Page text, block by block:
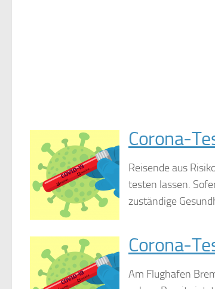
Corona-
Reisende aus
testen lassen.
zuständige
Corona-
Am Flughafen